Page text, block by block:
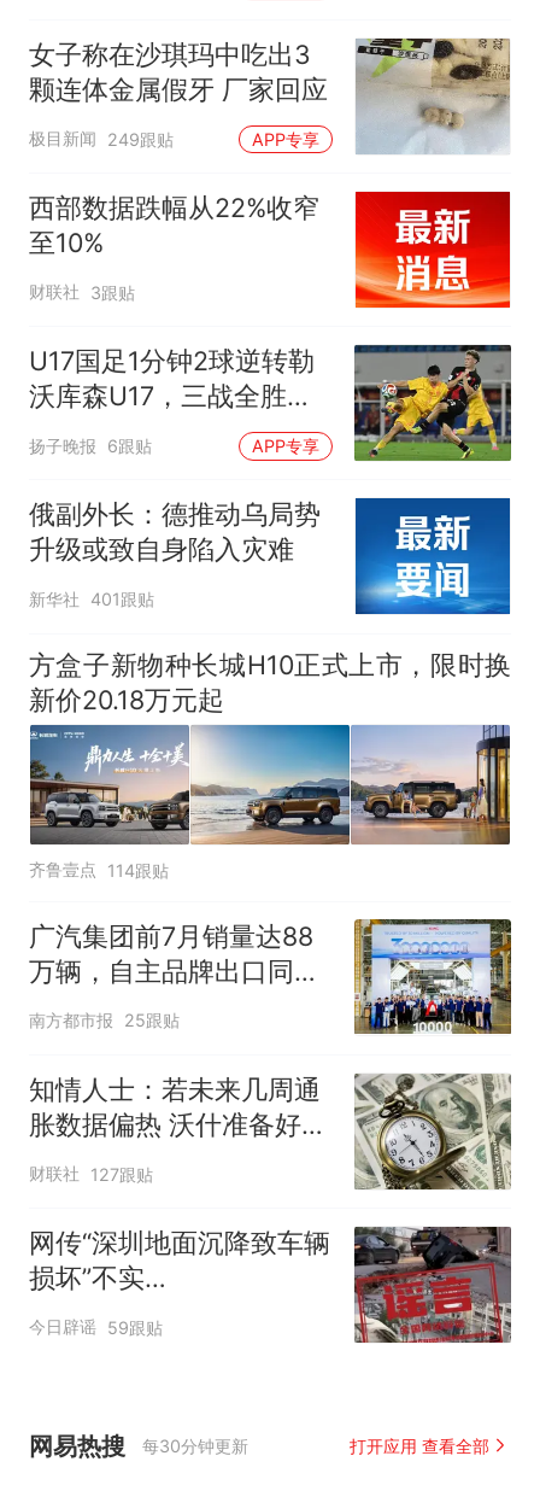
女子称在沙琪玛中吃出3
颗连体金属假牙 厂家回应
极目新闻 249跟贴 APP专享
西部数据跌幅从22%收窄
至10%
财联社 3跟贴
U17国足1分钟2球逆转勒
沃库森U17，三战全胜！
赵松源替补登场传射建功
扬子晚报 6跟贴 APP专享
俄副外长：德推动乌局势
升级或致自身陷入灾难
新华社 401跟贴
方盒子新物种长城H10正式上市，限时换
新价20.18万元起
齐鲁壹点 114跟贴
广汽集团前7月销量达88
万辆，自主品牌出口同比
增130%
南方都市报 25跟贴
知情人士：若未来几周通
胀数据偏热 沃什准备好加
息
财联社 127跟贴
网传“深圳地面沉降致车辆
损坏”不实
（2026·08·06）
今日辟谣 59跟贴
网易热搜 每30分钟更新 打开应用 查看全部